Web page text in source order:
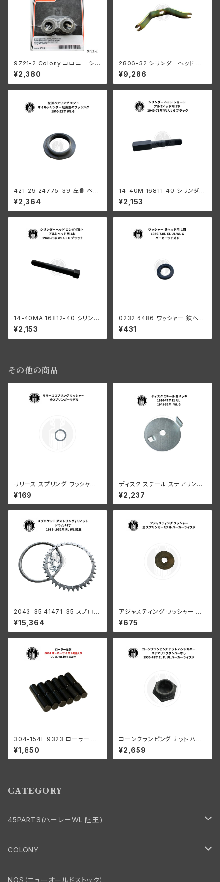
9721-2 Colony コロニー シリ
ンダーヘッド スペーサー ハーレ
ーダビッドソン 1937-73年 45
モデル パーカーライズド
¥2,380
2806-32 シリンダーヘッド ブ
ラケット 鉄ヘッド用 ハーレーダ
ビッドソン 1932-1952年 DL R
L WL G 亜鉛メッキ
¥9,286
421-29 24775-39 左側 ベア
リング エンド オイルシリンダー
ハーレーダビッドソン 1940-52
年 WL G 初期型のブッシング
¥2,364
14-40M 16811-40 シリンダー
ヘッド ショートボルト アルミヘッ
ド用 1本 ハーレーダビッドソン 1
940-73年 WL UL G ブラック
¥2,153
14-40MA 16812-40 シリンダ
ー ヘッド ロングボルト アルミヘ
ッド用 1本 ハーレーダビッドソン
1940-73年 WL UL G ブラック
¥2,153
0232 6486 ワッシャー 鉄ヘッ
ド用 1個 ハーレーダビッドソン 1
946-73年 EL UL WL G パー
カーライズド
¥431
その他の商品
リリース スプリング ワッシャー
ハーレーダビッドソン 全スプリ
ンガーモデル
¥169
ディスク スチール ステアリング
ダンパー ハーレー 1936-47年
EL UL 1941-52年 WL G 白メ
ッキ
¥2,237
2043-35 41471-35 スプロケ
ット ダストリング / リベット ドラ
ム 41丁 ハーレー 1935-1952
年 RL WL 陸王
¥15,364
アジャスティング ワッシャー ハ
ーレーダビッドソン 全スプリン
ガーモデル パーカーライズド
¥675
304-154F 9323 ローラー 左
側 +0004 オーバーサイズ 24
個入り スプロケットシャフト側
ハーレーダビッドソン 1929-73
¥1,850
コーンクランピング ナット ハン
ドルバー ステアリングダンパー
なし ハーレーダビッドソン 193
6-48年 EL FL UL パーカーラ
¥2,659
CATEGORY
45PARTS(ハーレーWL 陸王)
エンジン
エンジン・シリンダーヘッド
マフラー・インテーク・キャブレター
COLONY
Bolt・Nut
NOS（ニューオールドストック）